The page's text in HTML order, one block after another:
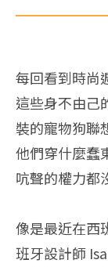
每回看到時尚
這些身不由己
裝的寵物狗聯
他們穿什麼蠢
吭聲的權力都
像是最近在西
班牙設計師